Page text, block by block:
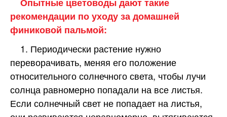
рекомендации по уходу за домашней
финиковой пальмой:
1. Периодически растение нужно
переворачивать, меняя его положение
относительного солнечного света, чтобы лучи
солнца равномерно попадали на все листья.
Если солнечный свет не попадает на листья,